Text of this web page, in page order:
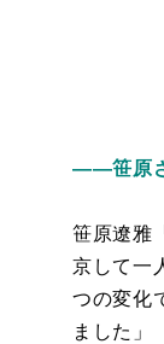
――笹原
笹原遼雅
京して一
つの変化
ました」